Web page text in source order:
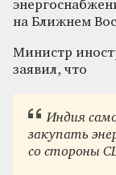
на Ближнем
Министр
заявил, что
Индия
закупать
со стороны